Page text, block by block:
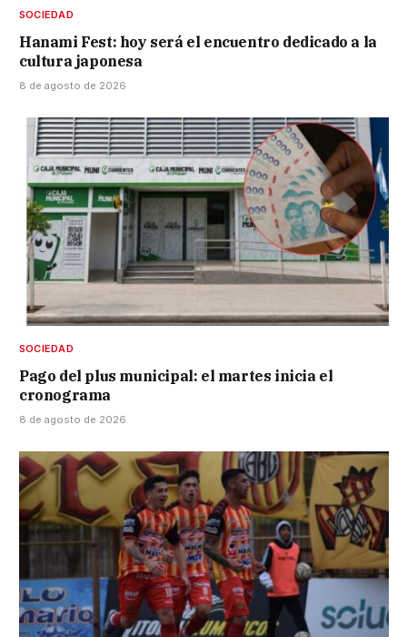
SOCIEDAD
Hanami Fest: hoy será el encuentro dedicado a la
cultura japonesa
8 de agosto de 2026
SOCIEDAD
Pago del plus municipal: el martes inicia el
cronograma
8 de agosto de 2026